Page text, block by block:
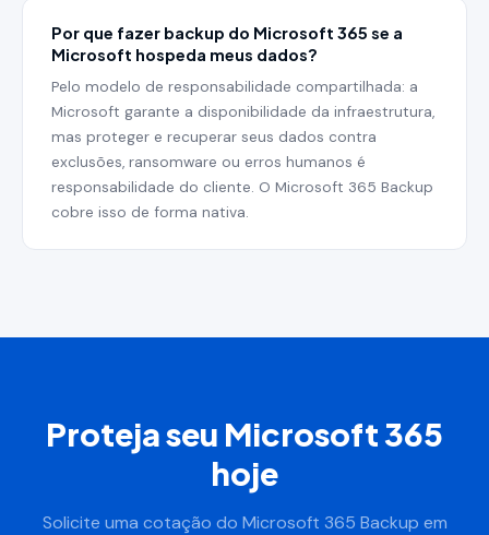
Por que fazer backup do Microsoft 365 se a
Microsoft hospeda meus dados?
Pelo modelo de responsabilidade compartilhada: a
Microsoft garante a disponibilidade da infraestrutura,
mas proteger e recuperar seus dados contra
exclusões, ransomware ou erros humanos é
responsabilidade do cliente. O Microsoft 365 Backup
cobre isso de forma nativa.
Proteja seu Microsoft 365
hoje
Solicite uma cotação do Microsoft 365 Backup em